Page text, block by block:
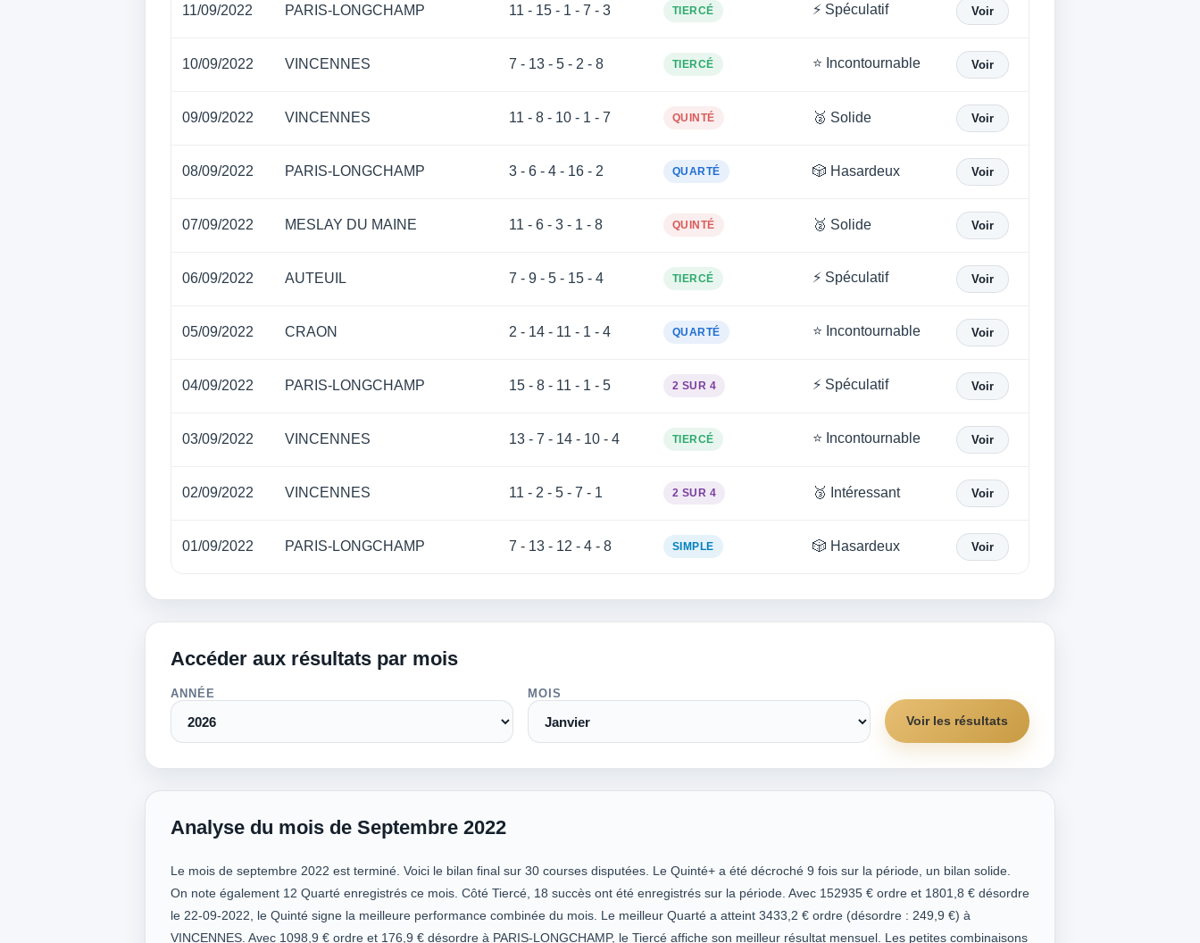
11/09/2022 PARIS-LONGCHAMP 11 - 15 - 1 - 7 - 3 TIERCÉ ⚡ Spéculatif Voir
10/09/2022 VINCENNES 7 - 13 - 5 - 2 - 8 TIERCÉ ⭐ Incontournable Voir
09/09/2022 VINCENNES 11 - 8 - 10 - 1 - 7 QUINTÉ 🥈 Solide Voir
08/09/2022 PARIS-LONGCHAMP 3 - 6 - 4 - 16 - 2 QUARTÉ 🎲 Hasardeux Voir
07/09/2022 MESLAY DU MAINE 11 - 6 - 3 - 1 - 8 QUINTÉ 🥈 Solide Voir
06/09/2022 AUTEUIL 7 - 9 - 5 - 15 - 4 TIERCÉ ⚡ Spéculatif Voir
05/09/2022 CRAON 2 - 14 - 11 - 1 - 4 QUARTÉ ⭐ Incontournable Voir
04/09/2022 PARIS-LONGCHAMP 15 - 8 - 11 - 1 - 5 2 SUR 4 ⚡ Spéculatif Voir
03/09/2022 VINCENNES 13 - 7 - 14 - 10 - 4 TIERCÉ ⭐ Incontournable Voir
02/09/2022 VINCENNES 11 - 2 - 5 - 7 - 1 2 SUR 4 🥉 Intéressant Voir
01/09/2022 PARIS-LONGCHAMP 7 - 13 - 12 - 4 - 8 SIMPLE 🎲 Hasardeux Voir
Accéder aux résultats par mois
ANNÉE MOIS
Voir les résultats
Analyse du mois de Septembre 2022
Le mois de septembre 2022 est terminé. Voici le bilan final sur 30 courses disputées. Le Quinté+ a été décroché 9 fois sur la période, un bilan solide.
On note également 12 Quarté enregistrés ce mois. Côté Tiercé, 18 succès ont été enregistrés sur la période. Avec 152935 € ordre et 1801,8 € désordre
le 22-09-2022, le Quinté signe la meilleure performance combinée du mois. Le meilleur Quarté a atteint 3433,2 € ordre (désordre : 249,9 €) à
VINCENNES. Avec 1098,9 € ordre et 176,9 € désordre à PARIS-LONGCHAMP, le Tiercé affiche son meilleur résultat mensuel. Les petites combinaisons